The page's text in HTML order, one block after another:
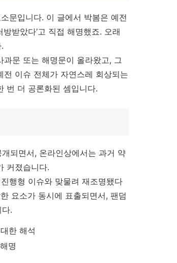
문입니다. 이 글에서 박봄은 예전
받았다’고 직접 해명했죠. 오래
문 또는 해명문이 올라왔고, 그
이슈 전체가 자연스레 회상되는
번 더 공론화된 셈입니다.
되면서, 온라인상에서는 과거 약
커졌습니다.
행형 이슈와 맞물려 재조명됐다
요소가 동시에 표출되면서, 팬덤
.
한 해석
명